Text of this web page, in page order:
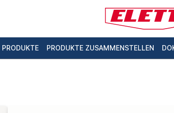
PRODUKTE PRODUKTE ZUSAMMENSTELLEN